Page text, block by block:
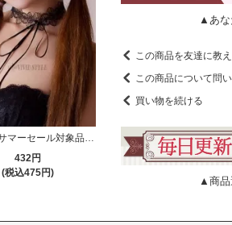
【ビッグサマーセール対象品】切り絵のように繊細なデザインのケミカルレースを使用したチョーカー(CHOKER) ブラック
432円
(税込475円)
▲あな
この商品を友達に教
この商品について問
買い物を続ける
▲商品